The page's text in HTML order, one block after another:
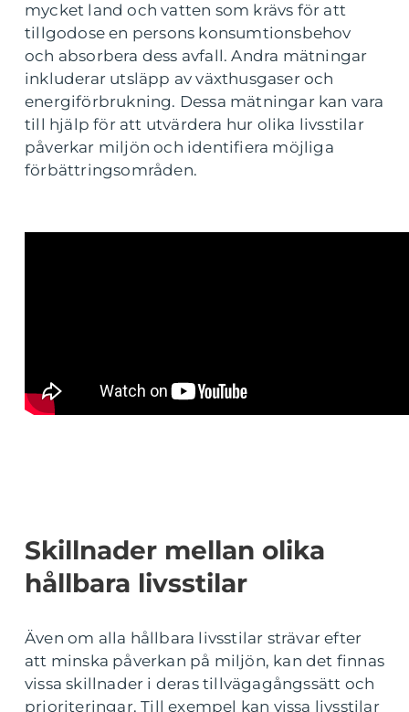
mycket land och vatten som krävs för att
tillgodose en persons konsumtionsbehov
och absorbera dess avfall. Andra mätningar
inkluderar utsläpp av växthusgaser och
energiförbrukning. Dessa mätningar kan vara
till hjälp för att utvärdera hur olika livsstilar
påverkar miljön och identifiera möjliga
förbättringsområden.
Skillnader mellan olika
hållbara livsstilar
Även om alla hållbara livsstilar strävar efter
att minska påverkan på miljön, kan det finnas
vissa skillnader i deras tillvägagångssätt och
prioriteringar. Till exempel kan vissa livsstilar